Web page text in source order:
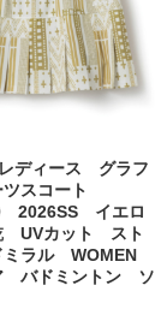
ディース グラフ
ツスコート
2026SS イエロ
UVカット スト
ミラル WOMEN
バドミントン ソ